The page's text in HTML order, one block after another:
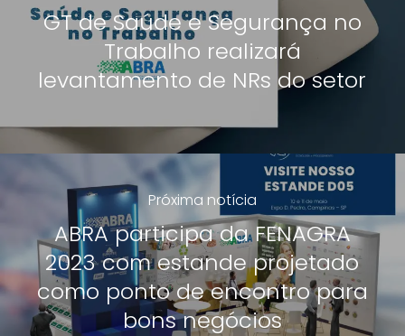
GT de Saúde e Segurança no
Trabalho realizará
levantamento de NRs do setor
Próxima notícia
ABRA participa da FENAGRA
2023 com estande projetado
como ponto de encontro para
bons negócios